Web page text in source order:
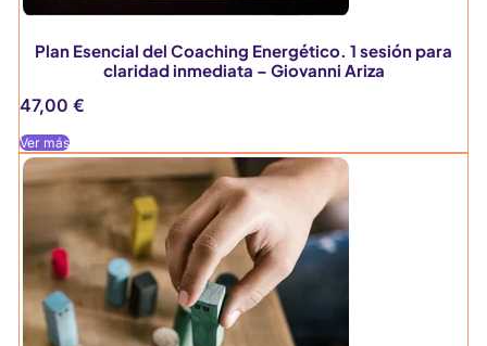
Plan Esencial del Coaching Energético. 1 sesión para
claridad inmediata – Giovanni Ariza
47,00 €
Ver más